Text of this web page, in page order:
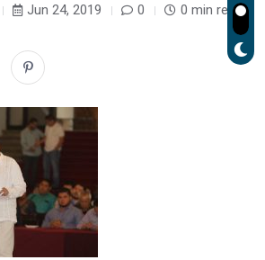
Jun 24, 2019 0 0 min read